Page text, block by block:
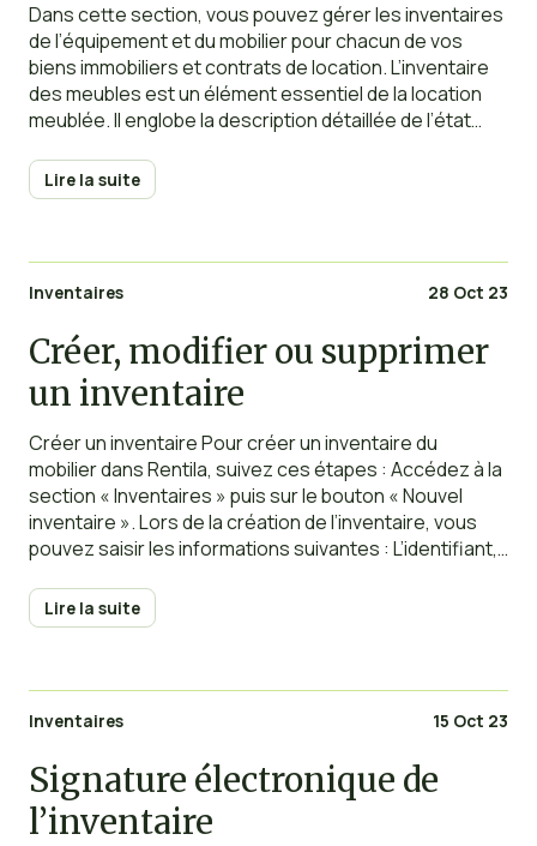
Dans cette section, vous pouvez gérer les inventaires
de l’équipement et du mobilier pour chacun de vos
biens immobiliers et contrats de location. L’inventaire
des meubles est un élément essentiel de la location
meublée. Il englobe la description détaillée de l’état
mobilier, incluant les meubles, la vaisselle,
Lire la suite
Inventaires 28 Oct 23
Créer, modifier ou supprimer
un inventaire
Créer un inventaire Pour créer un inventaire du
mobilier dans Rentila, suivez ces étapes : Accédez à la
section « Inventaires » puis sur le bouton « Nouvel
inventaire ». Lors de la création de l’inventaire, vous
pouvez saisir les informations suivantes : L’identifiant,
éléments et
Lire la suite
Inventaires 15 Oct 23
Signature électronique de
l’inventaire